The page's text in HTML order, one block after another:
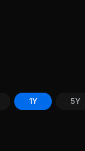
1Y 5Y